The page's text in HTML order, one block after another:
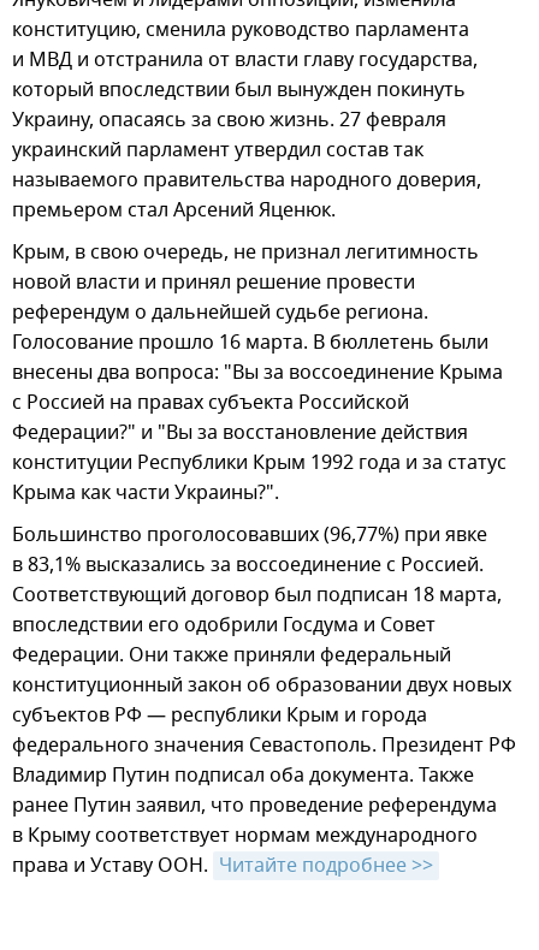
конституцию, сменила руководство парламента
и МВД и отстранила от власти главу государства,
который впоследствии был вынужден покинуть
Украину, опасаясь за свою жизнь. 27 февраля
украинский парламент утвердил состав так
называемого правительства народного доверия,
премьером стал Арсений Яценюк.
Крым, в свою очередь, не признал легитимность
новой власти и принял решение провести
референдум о дальнейшей судьбе региона.
Голосование прошло 16 марта. В бюллетень были
внесены два вопроса: "Вы за воссоединение Крыма
с Россией на правах субъекта Российской
Федерации?" и "Вы за восстановление действия
конституции Республики Крым 1992 года и за статус
Крыма как части Украины?".
Большинство проголосовавших (96,77%) при явке
в 83,1% высказались за воссоединение с Россией.
Соответствующий договор был подписан 18 марта,
впоследствии его одобрили Госдума и Совет
Федерации. Они также приняли федеральный
конституционный закон об образовании двух новых
субъектов РФ — республики Крым и города
федерального значения Севастополь. Президент РФ
Владимир Путин подписал оба документа. Также
ранее Путин заявил, что проведение референдума
в Крыму соответствует нормам международного
права и Уставу ООН. Читайте подробнее >>